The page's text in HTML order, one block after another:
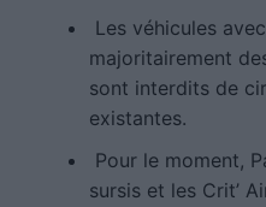
Les véhicules
majoritairement
sont interdits de
existantes.
Pour le moment,
sursis et les Crit’